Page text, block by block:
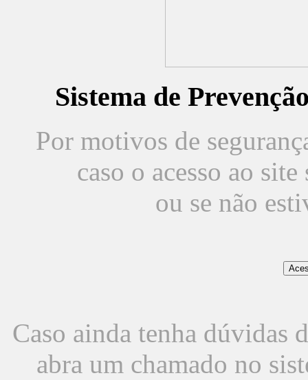
Sistema de
Por motivos de
caso o acesso ao
ou se não
Caso ainda tenha dúvidas
abra um chamado no